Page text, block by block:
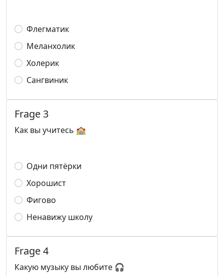
Флегматик
Меланхолик
Холерик
Сангвиник
Frage 3
Как вы учитесь 🏫
Одни пятёрки
Хорошист
Фигово
Ненавижу школу
Frage 4
Какую музыку вы любите 🎧